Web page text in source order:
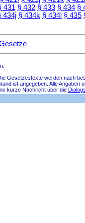
431 § 432 § 433 § 434 §
434j § 434k § 434l § 435
Gesetzestexte werden nach
ist angegeben. Alle Angaben
kurze Nachricht über die